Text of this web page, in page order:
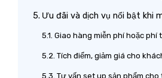
Ưu đãi và dịch vụ nổi bật khi
Giao hàng miễn phí hoặc phí
Tích điểm, giảm giá cho
Tư vấn set up sản phẩm